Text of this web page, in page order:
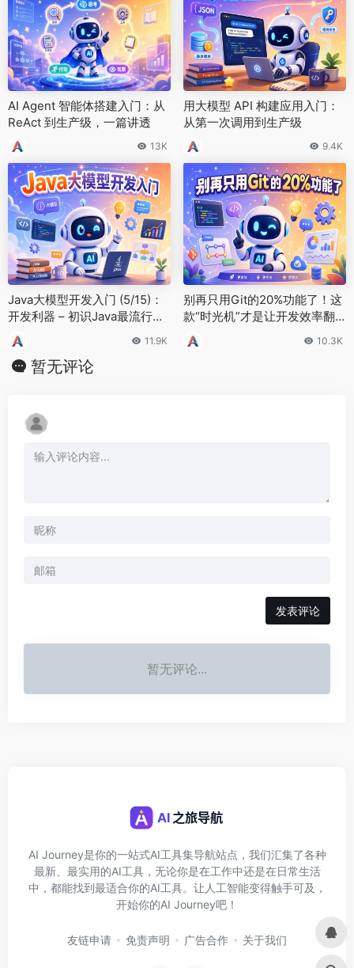
AI Agent 智能体搭建入门：从
ReAct 到生产级，一篇讲透
13K
用大模型 API 构建应用入门：
从第一次调用到生产级
9.4K
Java大模型开发入门 (5/15)：
开发利器 – 初识Java最流行的L
LM框架LangChain4j
11.9K
别再只用Git的20%功能了！这
款“时光机”才是让开发效率翻
倍的秘密武器
10.3K
暂无评论
发表评论
暂无评论...
AI Journey是你的一站式AI工具集导航站点，我们汇集了各种
最新、最实用的AI工具，无论你是在工作中还是在日常生活
中，都能找到最适合你的AI工具。让人工智能变得触手可及，
开始你的AI Journey吧！
友链申请 免责声明 广告合作 关于我们